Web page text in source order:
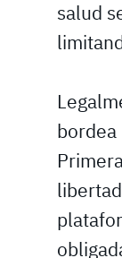
salud
bordea